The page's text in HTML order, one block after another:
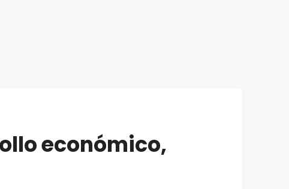
económico,